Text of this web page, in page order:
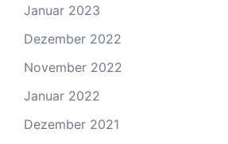
Januar 2023
Dezember 2022
November 2022
Januar 2022
Dezember 2021